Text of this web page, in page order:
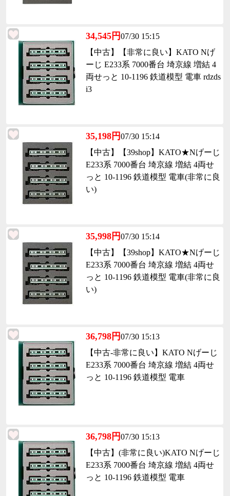
34,545円07/30 15:15
【中古】【非常に良い】KATO Nげ
ーじ E233系 7000番台 埼京線 増結 4
両せっと 10-1196 鉄道模型 電車 rdzds
i3
35,198円07/30 15:14
【中古】【39shop】KATO★Nげーじ
E233系 7000番台 埼京線 増結 4両せ
っと 10-1196 鉄道模型 電車(非常に良
い)
35,998円07/30 15:14
【中古】【39shop】KATO★Nげーじ
E233系 7000番台 埼京線 増結 4両せ
っと 10-1196 鉄道模型 電車(非常に良
い)
36,798円07/30 15:13
【中古-非常に良い】KATO Nげーじ
E233系 7000番台 埼京線 増結 4両せ
っと 10-1196 鉄道模型 電車
36,798円07/30 15:13
【中古】(非常に良い)KATO Nげーじ
E233系 7000番台 埼京線 増結 4両せ
っと 10-1196 鉄道模型 電車